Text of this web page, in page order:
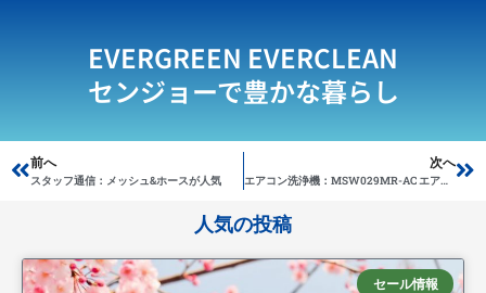
EVERGREEN EVERCLEAN
センジョーで豊かな暮らし
Prev
前へ
スタッフ通信：メッシュ&ホースが人気
次へ
エアコン洗浄機：MSW029MR-AC エアコン洗太郎プロリール
人気の投稿
セール情報